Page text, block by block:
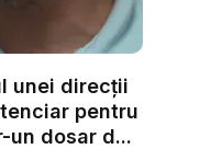
unei direcții
pentru
un dosar d...